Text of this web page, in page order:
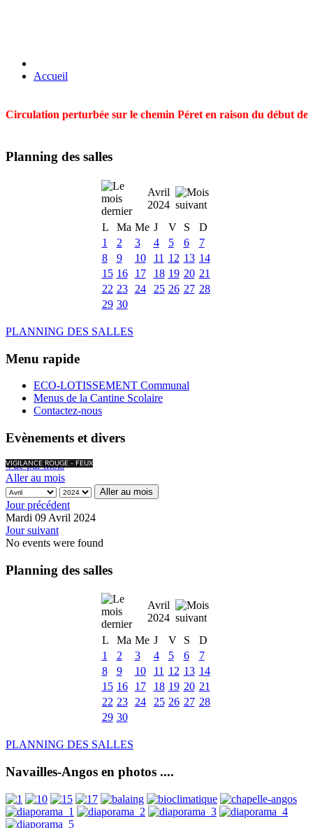
Accueil
Circulation perturbée sur le chemin Péret en raison du début
Planning des salles
Avril
2024
L
Ma Me J V S
D
1
2 3 4 5 6
7
8
9 10 11 12 13 14
15 16 17 18 19 20 21
22 23 24 25 26 27 28
29 30
PLANNING DES SALLES
Menu rapide
ECO-LOTISSEMENT Communal
Menus de la Cantine Scolaire
Contactez-nous
Evènements et divers
VIGILANCE ROUGE - FEUX
Vue par mois
Aller au mois
Aller au mois
Jour précédent
Mardi 09 Avril 2024
Jour suivant
No events were found
Planning des salles
Avril
2024
L
Ma Me J V S
D
1
2 3 4 5 6
7
8
9 10 11 12 13 14
15 16 17 18 19 20 21
22 23 24 25 26 27 28
29 30
PLANNING DES SALLES
Navailles-Angos en photos ....